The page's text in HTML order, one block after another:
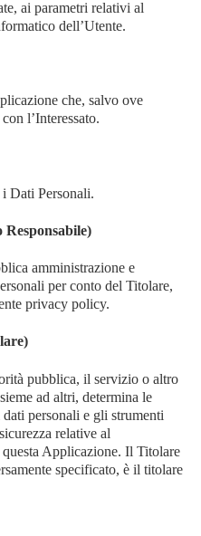
ai parametri relativi al
dell’Utente.
che, salvo ove
l’Interessato.
Dati Personali.
Responsabile)
amministrazione e
per conto del Titolare,
privacy policy.
pubblica, il servizio o altro
ad altri, determina le
personali e gli strumenti
relative al
Applicazione. Il Titolare
specificato, è il titolare